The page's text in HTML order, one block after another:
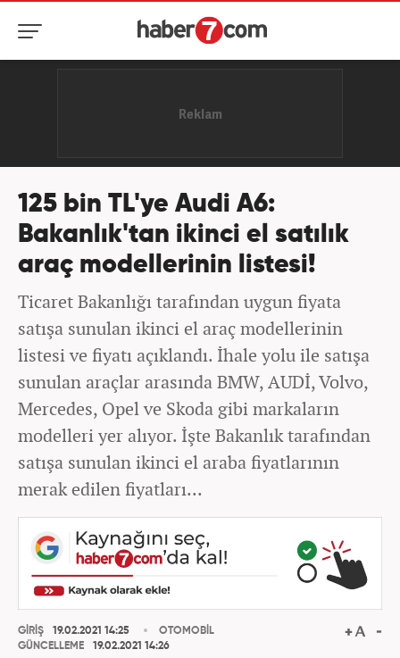
125 bin TL'ye Audi A6:
Bakanlık'tan ikinci el satılık
araç modellerinin listesi!
Ticaret Bakanlığı tarafından uygun fiyata
satışa sunulan ikinci el araç modellerinin
listesi ve fiyatı açıklandı. İhale yolu ile satışa
sunulan araçlar arasında BMW, AUDİ, Volvo,
Mercedes, Opel ve Skoda gibi markaların
modelleri yer alıyor. İşte Bakanlık tarafından
satışa sunulan ikinci el araba fiyatlarının
merak edilen fiyatları...
GİRİŞ
19.02.2021 14:25
GÜNCELLEME
19.02.2021 14:26
OTOMOBİL